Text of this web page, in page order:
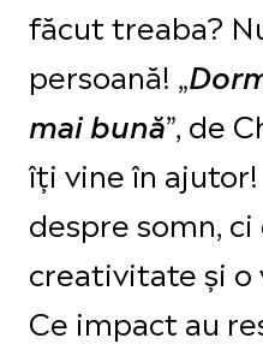
făcut treaba?
persoană! „
mai bună”, de
îți vine în
despre somn,
creativitate și o
Ce impact au